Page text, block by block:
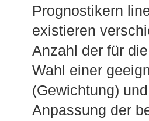
Prognostikern
existieren
Anzahl der für
Wahl einer
(Gewichtung)
Anpassung der